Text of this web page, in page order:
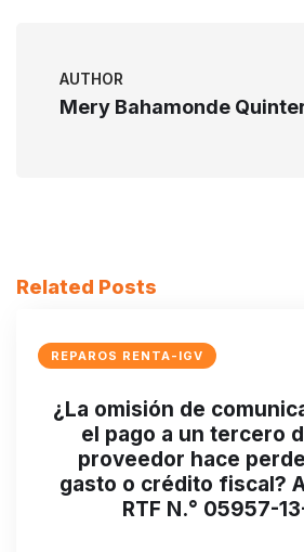
AUTHOR
Mery Bahamonde
Related Posts
REPAROS RENTA-IGV
¿La omisión de
el pago a un tercero
proveedor hace
gasto o crédito fiscal?
RTF N.° 05957-